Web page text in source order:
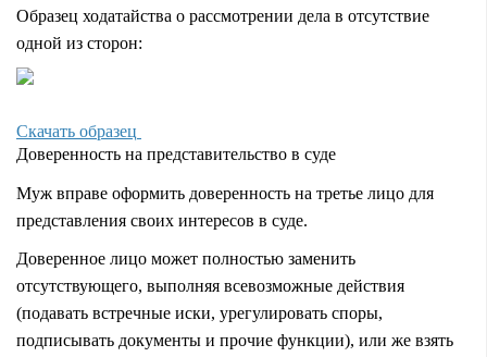
Образец ходатайства о рассмотрении дела в отсутствие
одной из сторон:
Скачать образец
Доверенность на представительство в суде
Муж вправе оформить доверенность на третье лицо для
представления своих интересов в суде.
Доверенное лицо может полностью заменить
отсутствующего, выполняя всевозможные действия
(подавать встречные иски, урегулировать споры,
подписывать документы и прочие функции), или же взять